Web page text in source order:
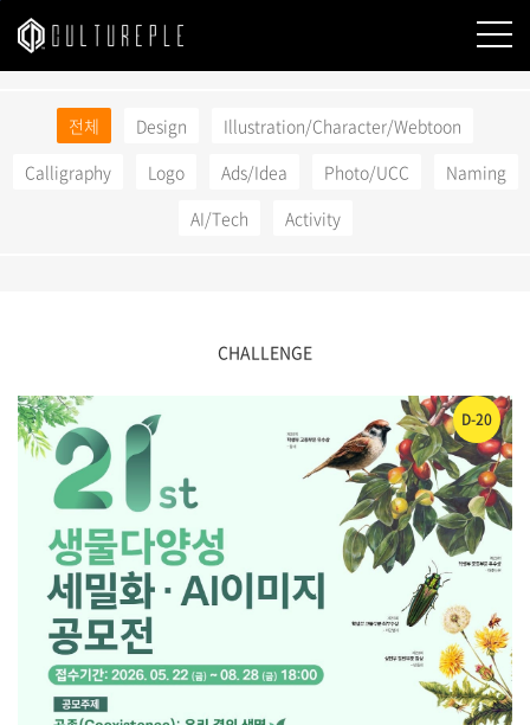
본문바로가기
전체 Design
Illustration/Character/Webtoon
Calligraphy
Logo Ads/Idea Photo/UCC
Naming
AI/Tech
Activity
CHALLENGE
D-20